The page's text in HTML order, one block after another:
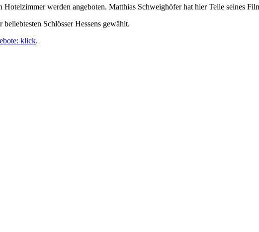
werden angeboten. Matthias Schweighöfer hat hier Teile seines
Schlösser Hessens gewählt.
klick.